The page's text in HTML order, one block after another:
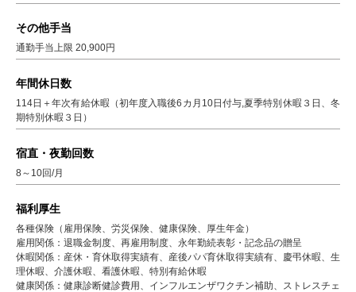
その他手当
通勤手当上限 20,900円
年間休日数
114日＋年次有給休暇（初年度入職後6カ月10日付与,夏季特別休暇３日、冬
期特別休暇３日）
宿直・夜勤回数
8～10回/月
福利厚生
各種保険（雇用保険、労災保険、健康保険、厚生年金）
雇用関係：退職金制度、再雇用制度、永年勤続表彰・記念品の贈呈
休暇関係：産休・育休取得実績有、産後パパ育休取得実績有、慶弔休暇、生
理休暇、介護休暇、看護休暇、特別有給休暇
健康関係：健康診断健診費用、インフルエンザワクチン補助、ストレスチェ